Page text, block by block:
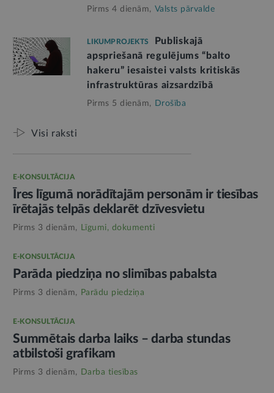
Pirms 4 dienām, Valsts pārvalde
LIKUMPROJEKTS
Publiskajā
apspriešanā regulējums “balto
hakeru” iesaistei valsts kritiskās
infrastruktūras aizsardzībā
Pirms 5 dienām, Drošība
Visi raksti
E-KONSULTĀCIJA
Īres līgumā norādītajām personām ir tiesības
īrētajās telpās deklarēt dzīvesvietu
Pirms 3 dienām, Līgumi, dokumenti
E-KONSULTĀCIJA
Parāda piedziņa no slimības pabalsta
Pirms 3 dienām, Parādu piedziņa
E-KONSULTĀCIJA
Summētais darba laiks – darba stundas
atbilstoši grafikam
Pirms 3 dienām, Darba tiesības